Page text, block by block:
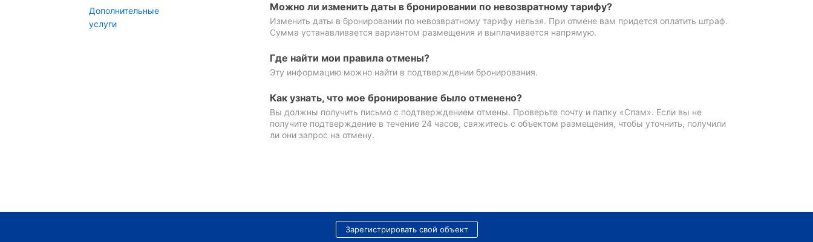
Дополнительные
услуги
Можно ли изменить даты в бронировании по невозвратному тарифу?
Изменить даты в бронировании по невозвратному тарифу нельзя. При отмене вам придется оплатить штраф.
Сумма устанавливается вариантом размещения и выплачивается напрямую.
Где найти мои правила отмены?
Эту информацию можно найти в подтверждении бронирования.
Как узнать, что мое бронирование было отменено?
Вы должны получить письмо с подтверждением отмены. Проверьте почту и папку «Спам». Если вы не
получите подтверждение в течение 24 часов, свяжитесь с объектом размещения, чтобы уточнить, получили
ли они запрос на отмену.
Зарегистрировать свой объект